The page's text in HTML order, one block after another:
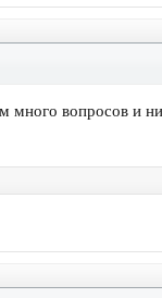
много вопросов и